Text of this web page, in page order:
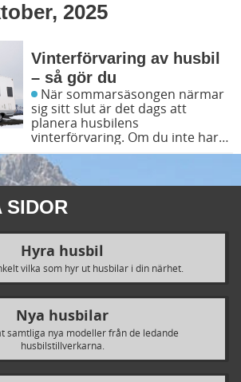
2025
Vinterförvaring av husbil
– så gör du
sig sitt slut är det dags att
planera husbilens
vinterförvaring. Om du inte har
tänkt använda husbilen alls
under vintern är det extra viktigt
att sköta om den rätt. Här får du
och även 10 bra tips från
Sofia på Fritidscenter.
SIDOR
Hyra husbil
vilka som hyr ut husbilar i din närhet.
Nya husbilar
samtliga nya modeller från de ledande
husbilstillverkarna.